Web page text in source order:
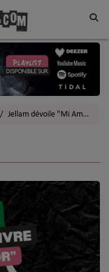
Jellam dévoile "Mi Amor"